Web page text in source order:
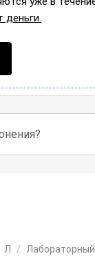
деньги.
Л / Лабораторный